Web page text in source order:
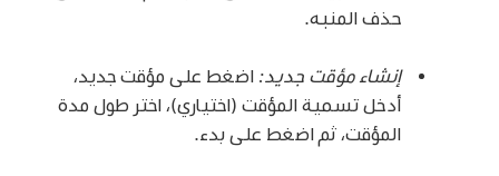
حذف المنبه.
إنشاء مؤقت جديد:اضغط على مؤقت جديد،
أدخل تسمية المؤقت (اختياري)، اختر طول مدة
المؤقت، ثم اضغط على بدء.